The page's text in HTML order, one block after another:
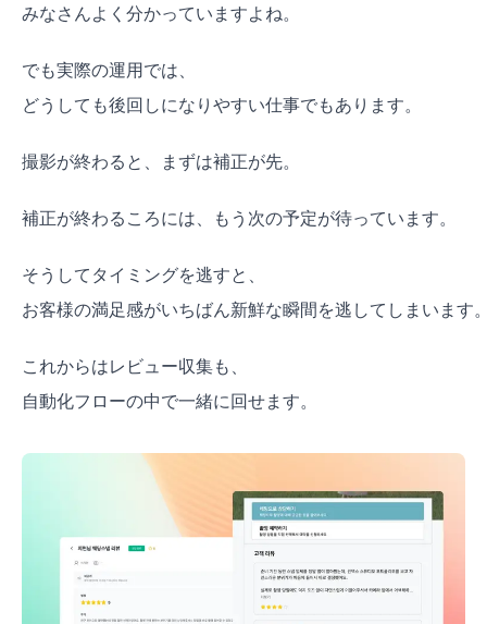
みなさんよく分かっていますよね。
でも実際の運用では、
どうしても後回しになりやすい仕事でもあります。
撮影が終わると、まずは補正が先。
補正が終わるころには、もう次の予定が待っています。
そうしてタイミングを逃すと、
お客様の満足感がいちばん新鮮な瞬間を逃してしまいます
これからはレビュー収集も、
自動化フローの中で一緒に回せます。